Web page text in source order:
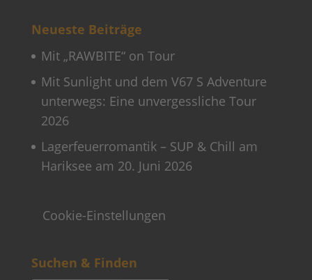
Neueste Beiträge
Mit „RAWBITE“ on Tour
Mit Sunlight und dem V67 S Adventure
unterwegs: Eine unvergessliche Tour
2026
Lagerfeuerromantik – SUP & Chill am
Hariksee am 20. Juni 2026
Cookie-Einstellungen
Suchen & Finden